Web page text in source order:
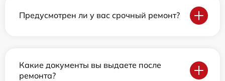
Предусмотрен ли у вас срочный ремонт?
Какие документы вы выдаете после
ремонта?